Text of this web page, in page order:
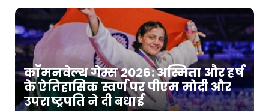
कॉमनवेल्थ गेम्स 2026: अस्मिता और हर्ष
के ऐतिहासिक स्वर्ण पर पीएम मोदी और
उपराष्ट्रपति ने दी बधाई